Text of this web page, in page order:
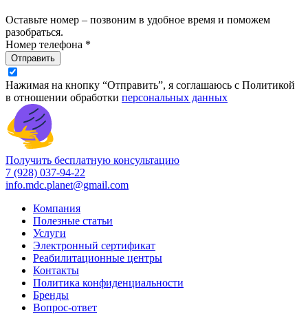
Оставьте номер – позвоним в удобное время и поможем
разобраться.
Номер телефона *
Отправить
Нажимая на кнопку “Отправить”, я соглашаюсь с Политикой
в отношении обработки персональных данных
Получить бесплатную консультацию
7 (928) 037-94-22
info.mdc.planet@gmail.com
Компания
Полезные статьи
Услуги
Электронный сертификат
Реабилитационные центры
Контакты
Политика конфиденциальности
Бренды
Вопрос-ответ